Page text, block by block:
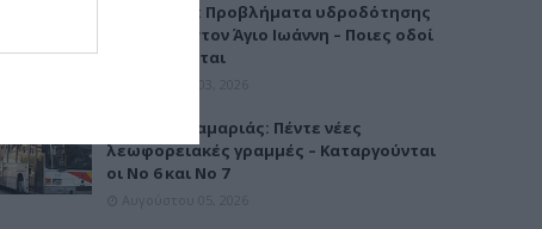
Καλαμαριά: Προβλήματα υδροδότησης
την Τρίτη στον Άγιο Ιωάννη – Ποιες οδοί
επηρεάζονται
Μετρό Καλαμαριάς: Πέντε νέες
λεωφορειακές γραμμές – Καταργούνται
οι Νο 6 και Νο 7